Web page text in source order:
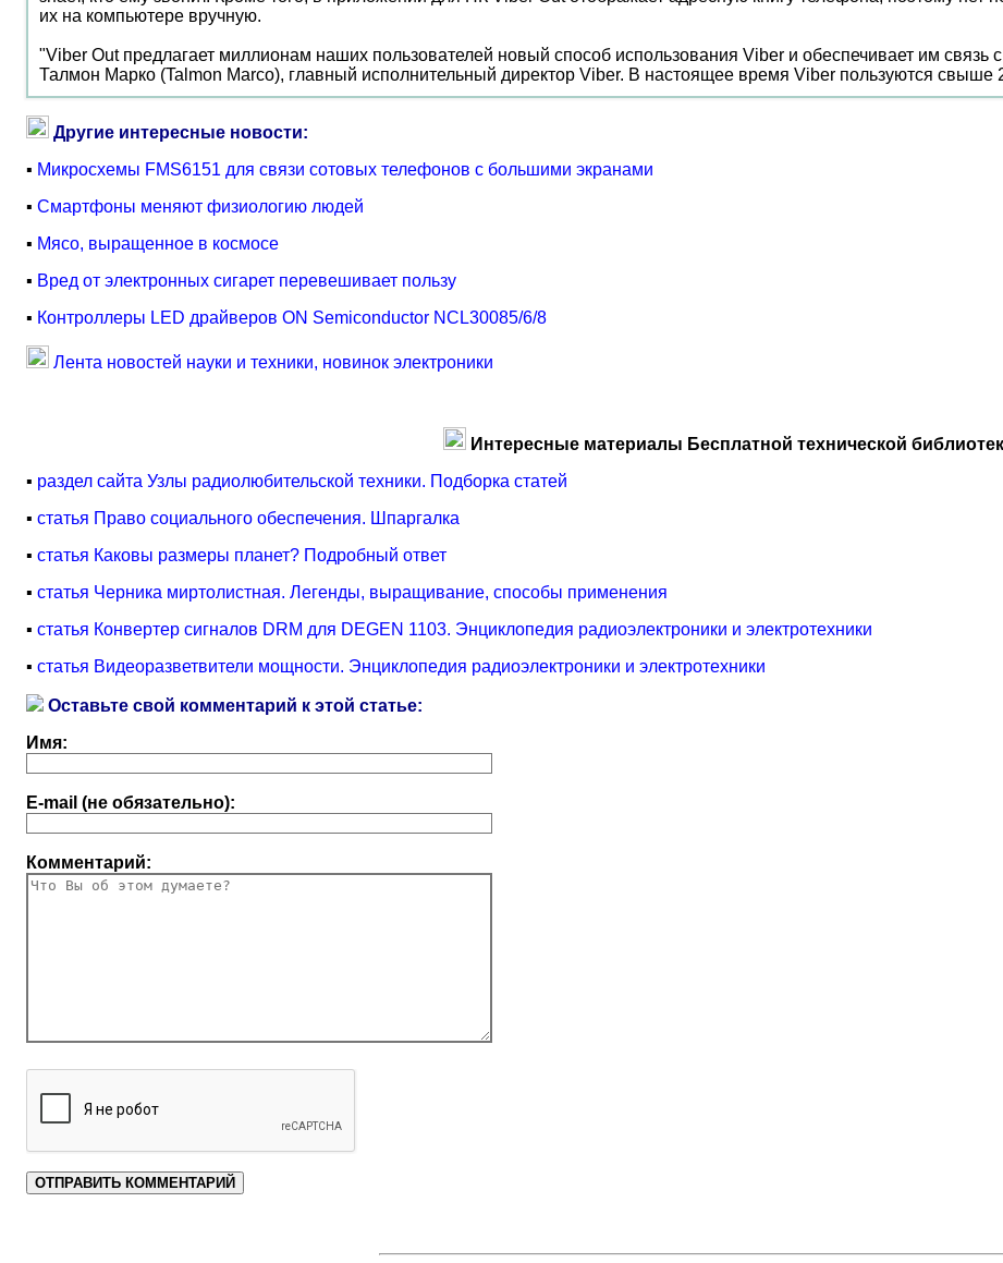
их на компьютере вручную.
"Viber Out предлагает миллионам наших пользователей новый способ использования Viber и обеспечивает им
Талмон Марко (Talmon Marco), главный исполнительный директор Viber. В настоящее время Viber пользуются свыше
Другие интересные новости:
▪ Микросхемы FMS6151 для связи сотовых телефонов с большими экранами
▪ Смартфоны меняют физиологию людей
▪ Мясо, выращенное в космосе
▪ Вред от электронных сигарет перевешивает пользу
▪ Контроллеры LED драйверов ON Semiconductor NCL30085/6/8
Лента новостей науки и техники, новинок электроники
Интересные материалы Бесплатной технической
▪ раздел сайта Узлы радиолюбительской техники. Подборка статей
▪ статья Право социального обеспечения. Шпаргалка
▪ статья Каковы размеры планет? Подробный ответ
▪ статья Черника миртолистная. Легенды, выращивание, способы применения
▪ статья Конвертер сигналов DRM для DEGEN 1103. Энциклопедия радиоэлектроники и электротехники
▪ статья Видеоразветвители мощности. Энциклопедия радиоэлектроники и электротехники
Оставьте свой комментарий к этой статье:
Имя:
E-mail (не обязательно):
Комментарий: